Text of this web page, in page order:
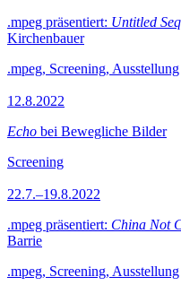
.mpeg präsentiert: Untitled
Kirchenbauer
.mpeg, Screening, Ausstellung
12.8.2022
Echo bei Bewegliche Bilder
Screening
22.7.–19.8.2022
.mpeg präsentiert: China Not
Barrie
.mpeg, Screening, Ausstellung